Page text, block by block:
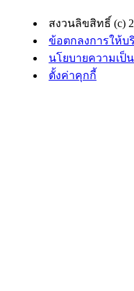
สงวนลิขสิทธิ์ (c)
ข้อตกลงการให้บ
นโยบายความเป็
ตั้งค่าคุกกี้